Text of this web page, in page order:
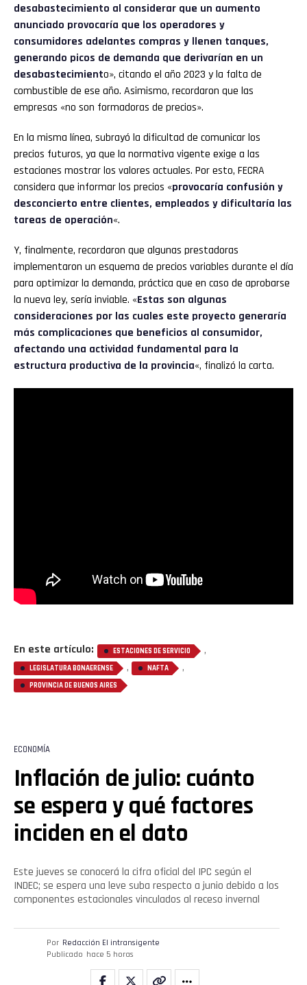
desabastecimiento al considerar que un aumento
anunciado provocaría que los operadores y
consumidores adelantes compras y llenen tanques,
generando picos de demanda que derivarían en un
desabastecimiento», citando el año 2023 y la falta de
combustible de ese año. Asimismo, recordaron que las
empresas «no son formadoras de precios».
En la misma línea, subrayó la dificultad de comunicar los
precios futuros, ya que la normativa vigente exige a las
estaciones mostrar los valores actuales. Por esto, FECRA
considera que informar los precios «provocaría confusión y
desconcierto entre clientes, empleados y dificultaría las
tareas de operación«.
Y, finalmente, recordaron que algunas prestadoras
implementaron un esquema de precios variables durante el día
para optimizar la demanda, práctica que en caso de aprobarse
la nueva ley, sería inviable. «Estas son algunas
consideraciones por las cuales este proyecto generaría
más complicaciones que beneficios al consumidor,
afectando una actividad fundamental para la
estructura productiva de la provincia«, finalizó la carta.
En este artículo: ESTACIONES DE SERVICIO ,
LEGISLATURA BONAERENSE , NAFTA ,
PROVINCIA DE BUENOS AIRES
ECONOMÍA
Inflación de julio: cuánto
se espera y qué factores
inciden en el dato
Este jueves se conocerá la cifra oficial del IPC según el
INDEC; se espera una leve suba respecto a junio debido a los
componentes estacionales vinculados al receso invernal
Por Redacción El intransigente
Publicado hace 5 horas